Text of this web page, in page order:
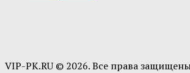
VIP-PK.RU © 2026. Все права